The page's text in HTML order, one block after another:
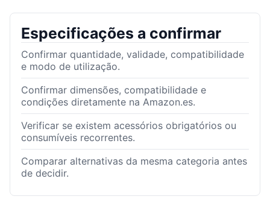
Especificações a confirmar
Confirmar quantidade, validade, compatibilidade
e modo de utilização.
Confirmar dimensões, compatibilidade e
condições diretamente na Amazon.es.
Verificar se existem acessórios obrigatórios ou
consumíveis recorrentes.
Comparar alternativas da mesma categoria antes
de decidir.